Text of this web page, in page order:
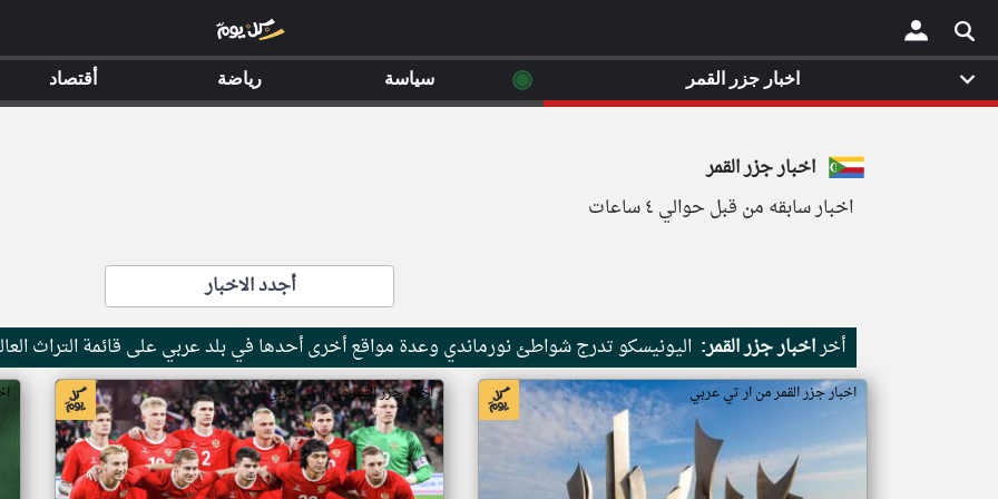
×
اخبار جزر القمر
اخبار سابقه من قبل حوالي ٤ ساعات
أجدد الاخبار
أخراخبار جزر القمر: اليونيسكو تدرج شواطئ نورماندي وعدة مواقع أخرى أحدها في بلد عربي على قائمة التراث
اخبار جزر القمر من ار تي عربي اخبار جزر القمر من ار تي عربي
اخبار جزر القمر ◉ سياسة رياضة أقتصاد